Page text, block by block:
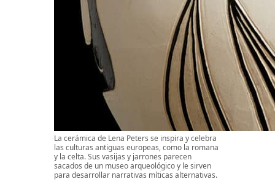
La cerámica de Lena Peters se inspira y celebra
las culturas antiguas europeas, como la romana
y la celta. Sus vasijas y jarrones parecen
sacados de un museo arqueológico y le sirven
para desarrollar narrativas míticas alternativas.